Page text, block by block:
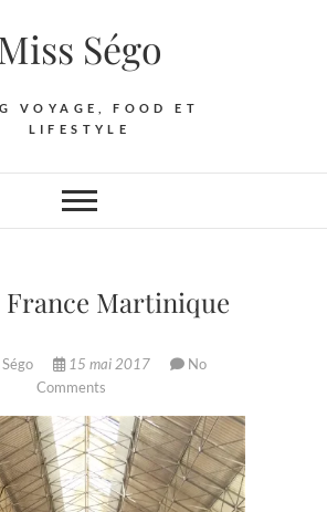
Ségo
VOYAGE, FOOD ET
LIFESTYLE
France Martinique
15 mai 2017
No
Comments